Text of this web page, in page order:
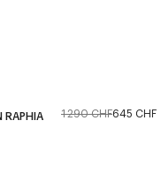
RAPHIA 1 290 CHF645 CHF